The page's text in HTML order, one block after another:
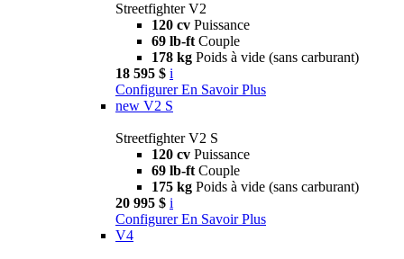
Streetfighter V2
120 cv Puissance
69 lb-ft Couple
178 kg Poids à vide (sans carburant)
18 595 $ i
Configurer En Savoir Plus
new V2 S
Streetfighter V2 S
120 cv Puissance
69 lb-ft Couple
175 kg Poids à vide (sans carburant)
20 995 $ i
Configurer En Savoir Plus
V4